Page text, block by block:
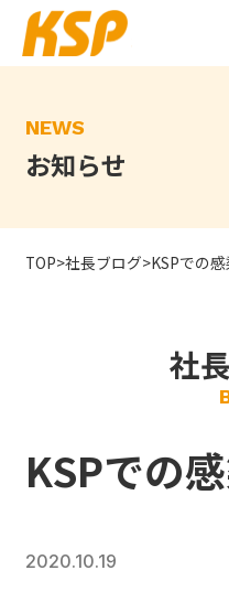
Skip
the
content
NEWS
お知らせ
TOP>社長ブログ>KSPでの
社
KSPでの
2020.10.19